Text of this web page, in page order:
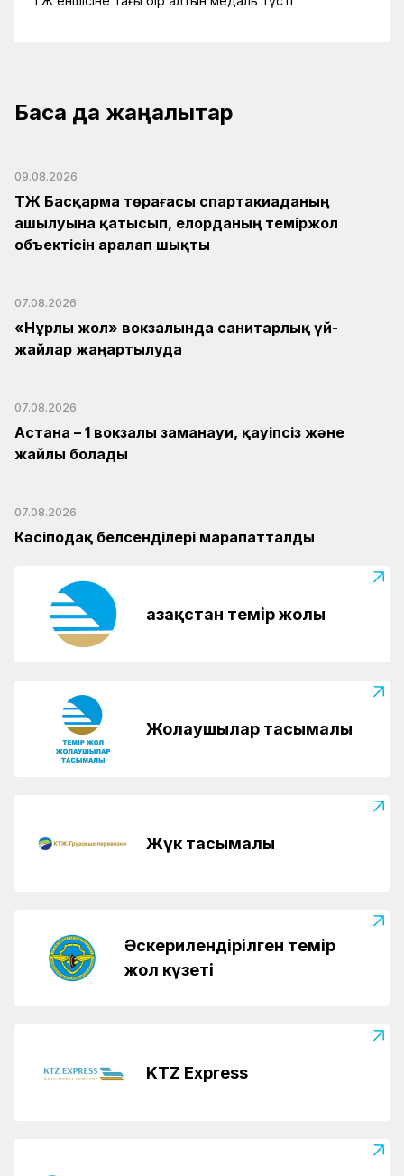
Басқа да жаңалықтар
09.08.2026
ҚТЖ Басқарма төрағасы спартакиаданың
ашылуына қатысып, елорданың теміржол
объектісін аралап шықты
07.08.2026
«Нұрлы жол» вокзалында санитарлық үй-
жайлар жаңартылуда
07.08.2026
Астана – 1 вокзалы заманауи, қауіпсіз және
жайлы болады
07.08.2026
Кәсіподақ белсенділері марапатталды
Қазақстан темір жолы
Жолаушылар тасымалы
Жүк тасымалы
Әскерилендірілген темір
жол күзеті
KTZ Express